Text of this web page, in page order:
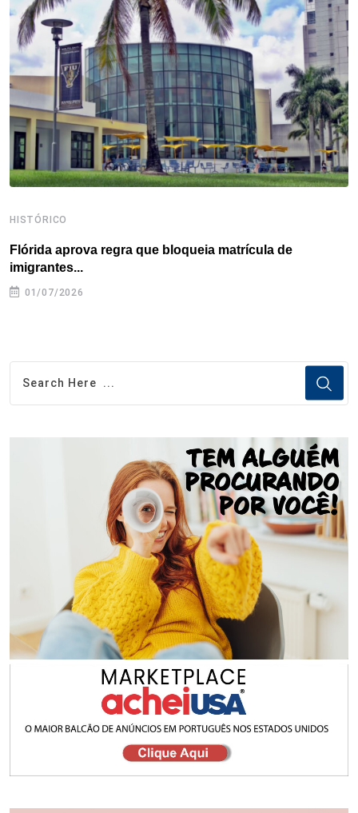
o
o
k
r
d
I
n
e
s
d
s
A
p
p
HISTÓRICO
Flórida aprova regra que bloqueia matrícula de
imigrantes...
01/07/2026